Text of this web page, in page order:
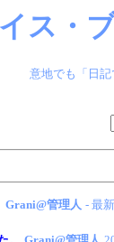
ス・
意地でも「日
Grani@管理人 - 最